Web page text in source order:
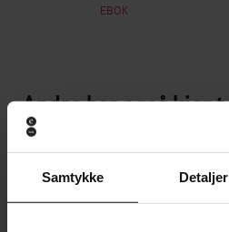
Samtykke Detaljer
EBOK
Andre har også kjøpt
Premium